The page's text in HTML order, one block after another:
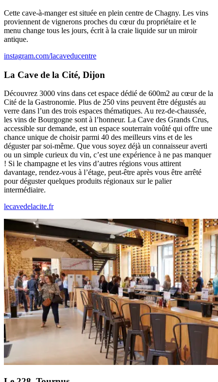
Cette cave-à-manger est située en plein centre de Chagny. Les vins
proviennent de vignerons proches du cœur du propriétaire et le
menu change tous les jours, écrit à la craie liquide sur un miroir
antique.
instagram.com/lacaveducentre
La Cave de la Cité, Dijon
Découvrez 3000 vins dans cet espace dédié de 600m2 au cœur de la
Cité de la Gastronomie. Plus de 250 vins peuvent être dégustés au
verre dans l’un des trois espaces thématiques. Au rez-de-chaussée,
les vins de Bourgogne sont à l’honneur. La Cave des Grands Crus,
accessible sur demande, est un espace souterrain voûté qui offre une
chance unique de choisir parmi 40 des meilleurs vins et de les
déguster par soi-même. Que vous soyez déjà un connaisseur averti
ou un simple curieux du vin, c’est une expérience à ne pas manquer
! Si le champagne et les vins d’autres régions vous attirent
davantage, rendez-vous à l’étage, peut-être après vous être arrêté
pour déguster quelques produits régionaux sur le palier
intermédiaire.
lecavedelacite.fr